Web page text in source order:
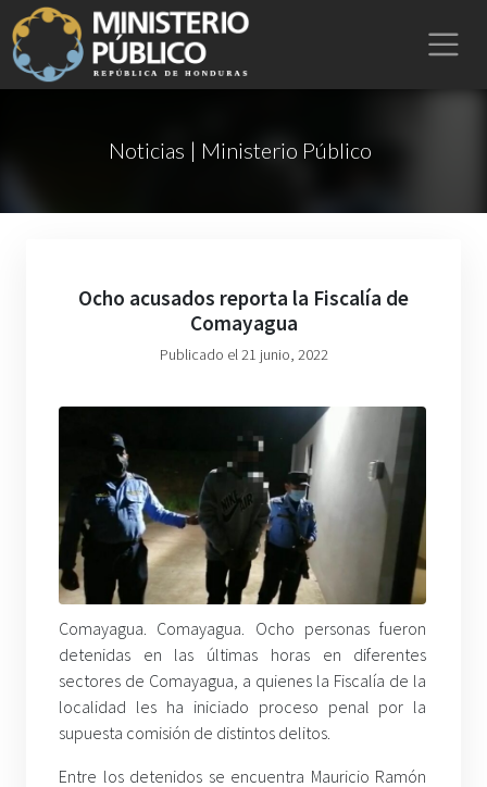
Noticias | Ministerio Público
Ocho acusados reporta la Fiscalía de
Comayagua
Publicado el 21 junio, 2022
Comayagua. Comayagua. Ocho personas fueron
detenidas en las últimas horas en diferentes
sectores de Comayagua, a quienes la Fiscalía de la
localidad les ha iniciado proceso penal por la
supuesta comisión de distintos delitos.
Entre los detenidos se encuentra Mauricio Ramón